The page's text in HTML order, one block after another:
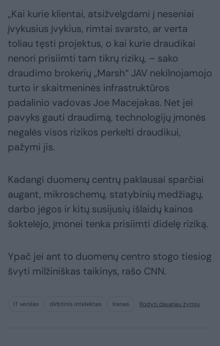
„Kai kurie klientai, atsižvelgdami į neseniai
įvykusius įvykius, rimtai svarsto, ar verta
toliau tęsti projektus, o kai kurie draudikai
nenori prisiimti tam tikrų rizikų, – sako
draudimo brokerių „Marsh“ JAV nekilnojamojo
turto ir skaitmeninės infrastruktūros
padalinio vadovas Joe Macejakas. Net jei
pavyks gauti draudimą, technologijų įmonės
negalės visos rizikos perkelti draudikui,
pažymi jis.
Kadangi duomenų centrų paklausai sparčiai
augant, mikroschemų, statybinių medžiagų,
darbo jėgos ir kitų susijusių išlaidų kainos
šoktelėjo, įmonei tenka prisiimti didelę riziką.
Ypač jei ant to duomenų centro stogo tiesiog
švyti milžiniškas taikinys, rašo CNN.
IT verslas dirbtinis intelektas Iranas Rodyti daugiau žymių